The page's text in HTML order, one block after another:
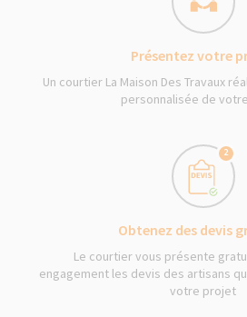
Présentez votre
Un courtier La Maison Des Travaux
personnalisée de
2
Obtenez des devis
Le courtier vous présente
engagement les devis des artisans
votre projet